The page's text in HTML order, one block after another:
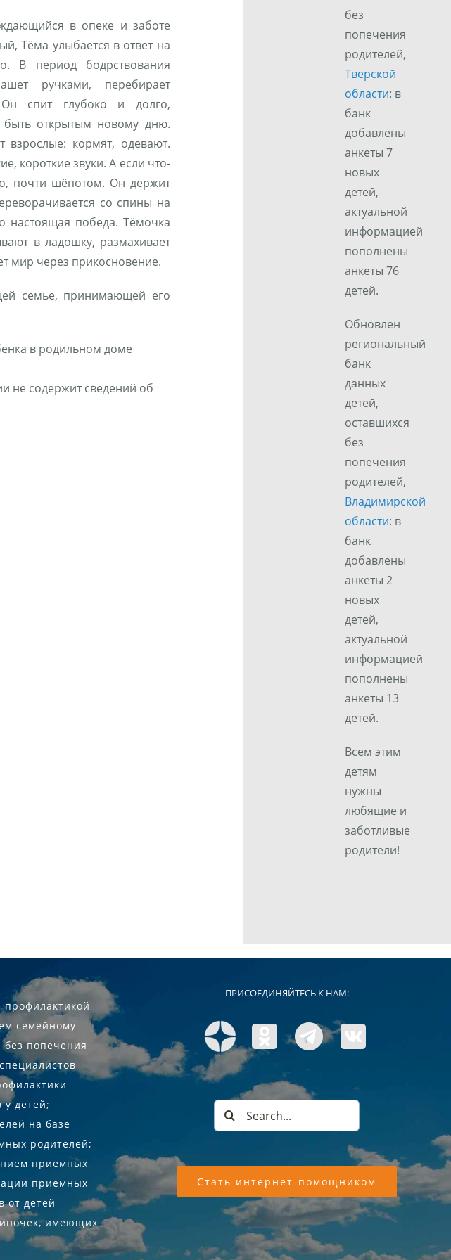
в опеке и заботе
Тёма улыбается в ответ на
В период бодрствования
ручками, перебирает
спит глубоко и долго,
быть открытым новому дню.
взрослые: кормят, одевают.
короткие звуки. А если что-
почти шёпотом. Он держит
со спины на
настоящая победа. Тёмочка
в ладошку, размахивает
мир через прикосновение.
семье, принимающей его
в родильном доме
не содержит сведений об
без
попечения
родителей,
Тверской
области: в
банк
добавлены
анкеты 7
новых
детей,
актуальной
информацией
пополнены
анкеты 76
детей.
Обновлен
региональный
банк
данных
детей,
оставшихся
без
попечения
родителей,
Владимирской
области: в
банк
добавлены
анкеты 2
новых
детей,
актуальной
информацией
пополнены
анкеты 13
детей.
Всем этим
детям
нужны
любящие и
заботливые
родители!
профилактикой
семейному
без попечения
у детей;
на базе
родителей;
приемных
приемных
от детей
имеющих
ПРИСОЕДИНЯЙТЕСЬ К НАМ:
Search
for:
Стать интернет-помощником